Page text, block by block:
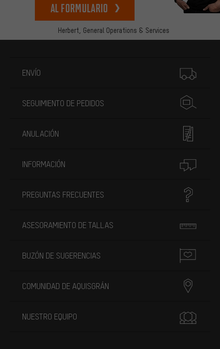
Herbert, General Operations & Services
Al formulario
ENVÍO
SEGUIMIENTO DE PEDIDOS
ANULACIÓN
INFORMACIÓN
PREGUNTAS FRECUENTES
ASESORAMIENTO DE TALLAS
BUZÓN DE SUGERENCIAS
COMUNIDAD DE AQUISGRÁN
NUESTRO EQUIPO